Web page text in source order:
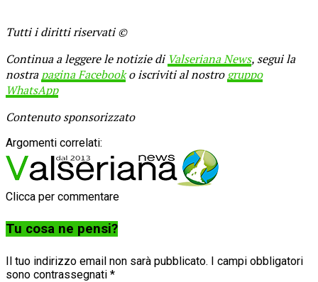
Tutti i diritti riservati ©
Continua a leggere le notizie di Valseriana News, segui la
nostrapagina Facebooko iscriviti al nostrogruppo
WhatsApp
Contenuto sponsorizzato
Argomenti correlati:
Clicca per commentare
Tu cosa ne pensi?
Il tuo indirizzo email non sarà pubblicato. I campi obbligatori
sono contrassegnati *